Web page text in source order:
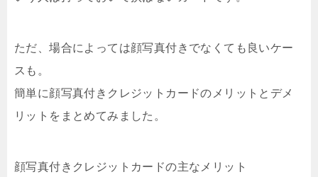
ただ、場合によっては顔写真付きでなくても良いケー
スも。
簡単に顔写真付きクレジットカードのメリットとデメ
リットをまとめてみました。
顔写真付きクレジットカードの主なメリット